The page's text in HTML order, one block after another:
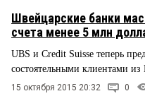
Швейцарские банки
счета менее 5 млн
UBS и Сredit Suisse теперь
состоятельными клиентами из
15 октября 2015 20:32 0